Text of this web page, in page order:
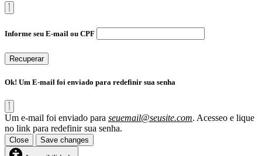
Informe seu E-mail ou CPF
Recuperar
Ok! Um E-mail foi enviado para redefinir sua senha
Um e-mail foi enviado para seuemail@seusite.com. Acesseo e lique
no link para redefinir sua senha.
Close Save changes